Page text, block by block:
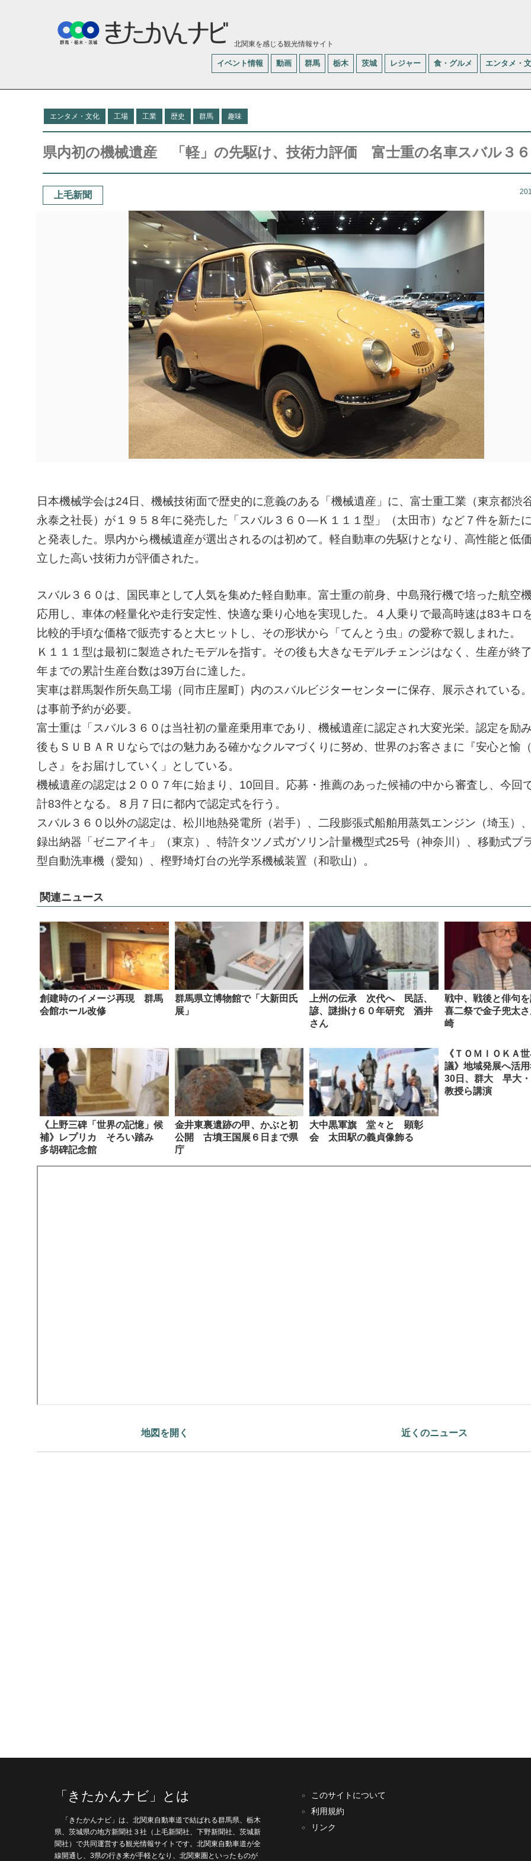
北関東を感じる観光情報サイト
イベント情報 動画 群馬 栃木 茨城 レジャー 食・グルメ エンタメ・
エンタメ・文化 工場 工業 歴史 群馬 趣味
県内初の機械遺産 「軽」の先駆け、技術力評価 富士重の名車スバル３６
上毛新聞
ㅤ日本機械学会は24日、機械技術面で歴史的に意義のある「機械遺産」に、富士重工業（東京都渋
永泰之社長）が１９５８年に発売した「スバル３６０―Ｋ１１１型」（太田市）など７件を新た
と発表した。県内から機械遺産が選出されるのは初めて。軽自動車の先駆けとなり、高性能と低
立した高い技術力が評価された。
ㅤスバル３６０は、国民車として人気を集めた軽自動車。富士重の前身、中島飛行機で培った航空
応用し、車体の軽量化や走行安定性、快適な乗り心地を実現した。４人乗りで最高時速は83キロを
比較的手頃な価格で販売すると大ヒットし、その形状から「てんとう虫」の愛称で親しまれた。
ㅤＫ１１１型は最初に製造されたモデルを指す。その後も大きなモデルチェンジはなく、生産が終
年までの累計生産台数は39万台に達した。
実車は群馬製作所矢島工場（同市庄屋町）内のスバルビジターセンターに保存、展示されている
は事前予約が必要。
富士重は「スバル３６０は当社初の量産乗用車であり、機械遺産に認定され大変光栄。認定を励
後もＳＵＢＡＲＵならではの魅力ある確かなクルマづくりに努め、世界のお客さまに『安心と愉（
しさ』をお届けしていく」としている。
ㅤ機械遺産の認定は２００７年に始まり、10回目。応募・推薦のあった候補の中から審査し、今回
計83件となる。８月７日に都内で認定式を行う。
ㅤスバル３６０以外の認定は、松川地熱発電所（岩手）、二段膨張式船舶用蒸気エンジン（埼玉）
録出納器「ゼニアイキ」（東京）、特許タツノ式ガソリン計量機型式25号（神奈川）、移動式ブ
型自動洗車機（愛知）、樫野埼灯台の光学系機械装置（和歌山）。
関連ニュース
創建時のイメージ再現 群馬
会館ホール改修
群馬県立博物館で「大新田氏
展」
上州の伝承 次代へ 民話、
諺、謎掛け６０年研究 酒井
さん
戦中、戦後と俳句
喜二祭で金子兜太
崎
《上野三碑「世界の記憶」候
補》レプリカ そろい踏み
多胡碑記念館
金井東裏遺跡の甲、かぶと初
公開 古墳王国展６日まで県
庁
大中黒軍旗 堂々と 顕彰
会 太田駅の義貞像飾る
《ＴＯＭＩＯＫＡ
議》地域発展へ活
30日、群大 早大・
教授ら講演
地図を開く 近くのニュース
「きたかんナビ」とは
「きたかんナビ」は、北関東自動車道で結ばれる群馬県、栃木
県、茨城県の地方新聞社３社（上毛新聞社、下野新聞社、茨城新
聞社）で共同運営する観光情報サイトです。北関東自動車道が全
線開通し、3県の行き来が手軽となり、北関東圏といったものが
このサイトについて
利用規約
リンク